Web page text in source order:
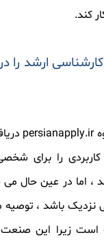
کند.
ارشد را
persianapply.ir
را برای
، اما در عین حال می
نزدیک باشد ،
است زیرا این صنعت